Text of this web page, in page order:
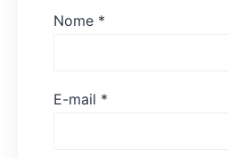
Nome *
E-mail *